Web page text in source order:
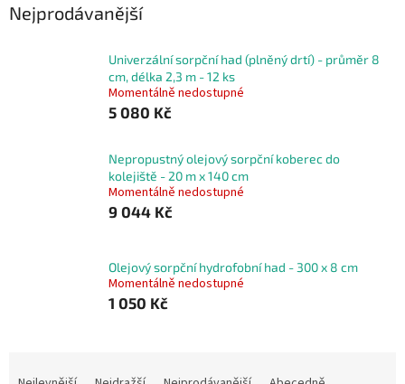
Nejprodávanější
Univerzální sorpční had (plněný drtí) - průměr 8
cm, délka 2,3 m - 12 ks
Momentálně nedostupné
5 080 Kč
Nepropustný olejový sorpční koberec do
kolejiště - 20 m x 140 cm
Momentálně nedostupné
9 044 Kč
Olejový sorpční hydrofobní had - 300 x 8 cm
Momentálně nedostupné
1 050 Kč